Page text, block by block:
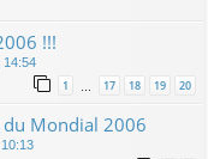
!!!
14:54
1 … 17 18 19 20
Mondial 2006